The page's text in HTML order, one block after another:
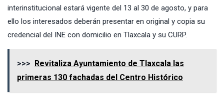
interinstitucional estará vigente del 13 al 30 de agosto, y para
ello los interesados deberán presentar en original y copia su
credencial del INE con domicilio en Tlaxcala y su CURP.
>>>
Revitaliza Ayuntamiento de Tlaxcala las
primeras 130 fachadas del Centro Histórico